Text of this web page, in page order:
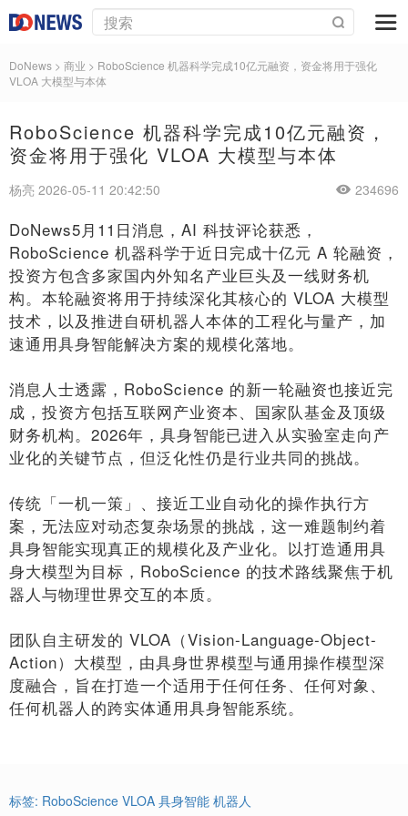
DoNews > 商业 > RoboScience 机器科学完成10亿元融资，资金将用于强化
VLOA 大模型与本体
RoboScience 机器科学完成10亿元融资，
资金将用于强化 VLOA 大模型与本体
杨亮 2026-05-11 20:42:50 234696
DoNews5月11日消息，AI 科技评论获悉，
RoboScience 机器科学于近日完成十亿元 A 轮融资，
投资方包含多家国内外知名产业巨头及一线财务机
构。本轮融资将用于持续深化其核心的 VLOA 大模型
技术，以及推进自研机器人本体的工程化与量产，加
速通用具身智能解决方案的规模化落地。
消息人士透露，RoboScience 的新一轮融资也接近完
成，投资方包括互联网产业资本、国家队基金及顶级
财务机构。2026年，具身智能已进入从实验室走向产
业化的关键节点，但泛化性仍是行业共同的挑战。
传统「一机一策」、接近工业自动化的操作执行方
案，无法应对动态复杂场景的挑战，这一难题制约着
具身智能实现真正的规模化及产业化。以打造通用具
身大模型为目标，RoboScience 的技术路线聚焦于机
器人与物理世界交互的本质。
团队自主研发的 VLOA（Vision-Language-Object-
Action）大模型，由具身世界模型与通用操作模型深
度融合，旨在打造一个适用于任何任务、任何对象、
任何机器人的跨实体通用具身智能系统。
标签: RoboScience VLOA 具身智能 机器人